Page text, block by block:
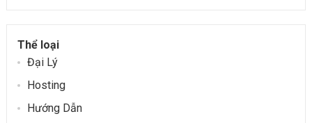
Thể loại
Đại Lý
Hosting
Hướng Dẫn